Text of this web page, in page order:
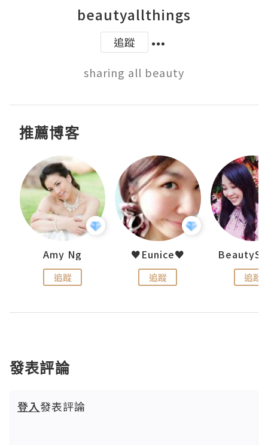
beautyallthings
追蹤
sharing all beauty
推薦博客
Amy Ng
追蹤
♥Eunice♥
追蹤 追蹤
發表評論
登入發表評論